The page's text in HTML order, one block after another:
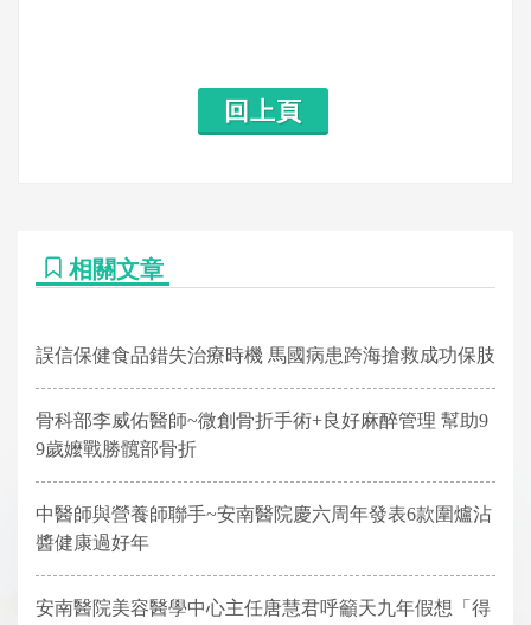
回上頁
相關文章
誤信保健食品錯失治療時機 馬國病患跨海搶救成功保肢
骨科部李威佑醫師~微創骨折手術+良好麻醉管理 幫助9
9歲嬤戰勝髖部骨折
中醫師與營養師聯手~安南醫院慶六周年發表6款圍爐沾
醬健康過好年
安南醫院美容醫學中心主任唐慧君呼籲天九年假想「得